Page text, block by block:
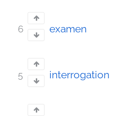
6 examen
5 interrogation